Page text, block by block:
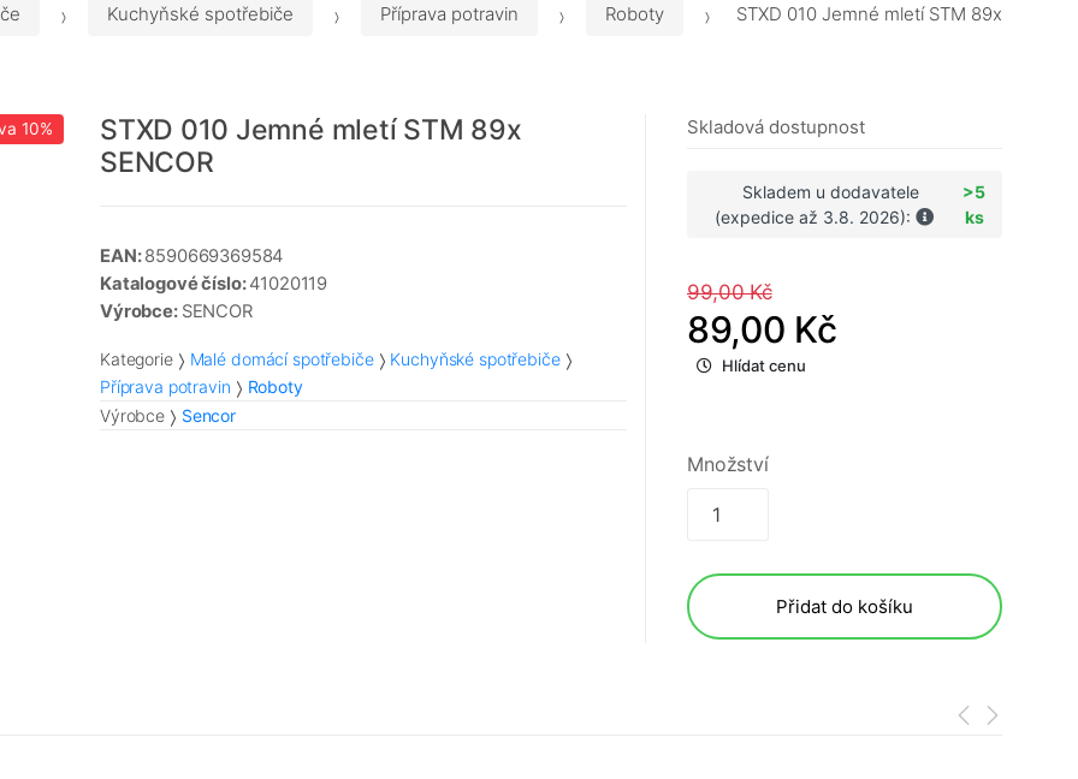
Kuchyňské spotřebiče Příprava potravin Roboty STXD 010 Jemné mletí STM 89x
10%
STXD 010 Jemné mletí STM 89x
SENCOR
EAN:8590669369584
Katalogové číslo:41020119
Výrobce: SENCOR
Kategorie Malé domácí spotřebiče
Kuchyňské spotřebiče
Příprava potravin
Roboty
Výrobce
Sencor
Skladová dostupnost
Skladem u dodavatele
(expedice až 3.8. 2026):
>5
ks
99,00 Kč
89,00 Kč
Hlídat cenu
Množství
Přidat do košíku